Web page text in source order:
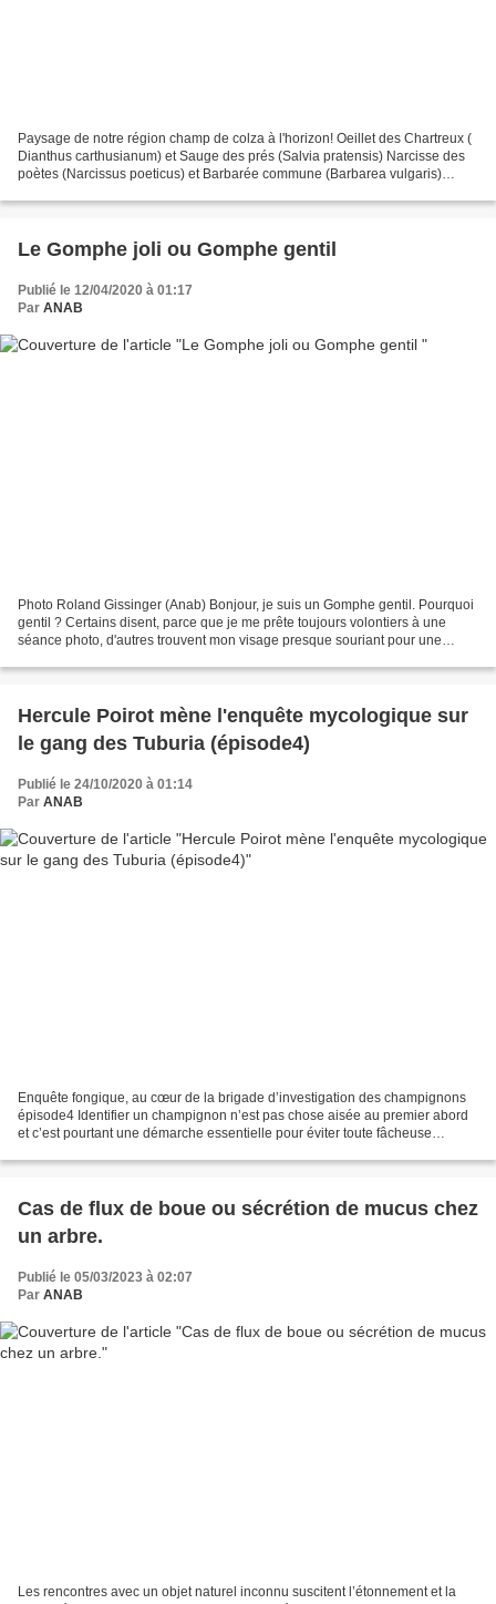
Paysage de notre région champ de colza à l'horizon! Oeillet des Chartreux (
Dianthus carthusianum) et Sauge des prés (Salvia pratensis) Narcisse des
poètes (Narcissus poeticus) et Barbarée commune (Barbarea vulgaris)
Le Gomphe joli ou Gomphe gentil
Publié le 12/04/2020 à 01:17
Par ANAB
Photo Roland Gissinger (Anab) Bonjour, je suis un Gomphe gentil. Pourquoi
gentil ? Certains disent, parce que je me prête toujours volontiers à une
séance photo, d'autres trouvent mon visage presque souriant pour une
Hercule Poirot mène l'enquête mycologique sur
le gang des Tuburia (épisode4)
Publié le 24/10/2020 à 01:14
Par ANAB
Enquête fongique, au cœur de la brigade d’investigation des champignons
épisode4 Identifier un champignon n’est pas chose aisée au premier abord
et c’est pourtant une démarche essentielle pour éviter toute fâcheuse
Cas de flux de boue ou sécrétion de mucus chez
un arbre.
Publié le 05/03/2023 à 02:07
Par ANAB
Les rencontres avec un objet naturel inconnu suscitent l’étonnement et la